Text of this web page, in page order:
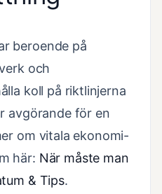
beroende på
och
koll på riktlinjerna
avgörande för en
om vitala ekonomi-
här: När måste man
& Tips.